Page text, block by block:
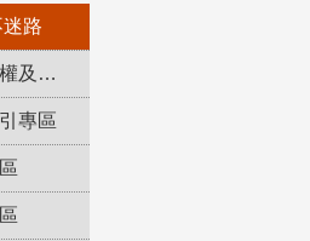
路
「補課了沒？」人權及轉型正義教育專區
專區